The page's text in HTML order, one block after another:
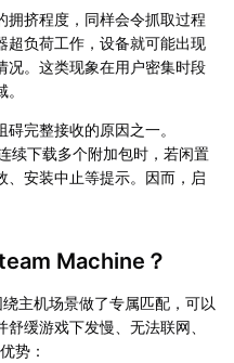
拥挤程度，同样会令抓取过程
超负荷工作，设备就可能出现
况。这类现象在用户密集时段
完整接收的原因之一。
续下载多个附加包时，若闲置
、安装中止等提示。因而，启
Machine？
主机场景做了专属匹配，可以
缓游戏下发慢、无法联网、
势：